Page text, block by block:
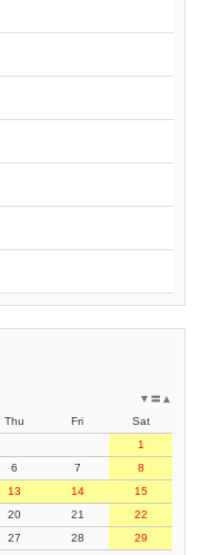
▲
〓
▼
Thu Fri
Sat
1
6 7
8
13 14
15
20 21
22
27 28
29